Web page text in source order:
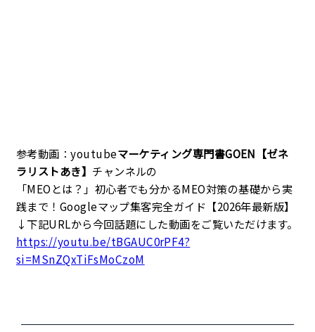
参考動画：youtubeマーケティング専門書GOEN【ゼネ
ラリストあき】 チャンネルの
「MEOとは？」初心者でも分かるMEO対策の基礎から実
践まで！Googleマップ集客完全ガイド【2026年最新版】
↓下記URLから今回話題にした動画をご覧いただけます。
https://youtu.be/tBGAUC0rPF4?
si=MSnZQxTiFsMoCzoM